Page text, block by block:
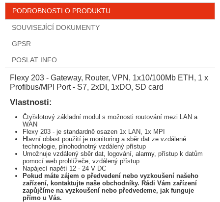
PODROBNOSTI O PRODUKTU
SOUVISEJÍCÍ DOKUMENTY
GPSR
POSLAT INFO
Flexy 203 - Gateway, Router, VPN, 1x10/100Mb ETH, 1 x
Profibus/MPI Port - S7, 2xDI, 1xDO, SD card
Vlastnosti:
Čtyřslotový základní modul s možnosti routování mezi LAN a
WAN
Flexy 203 - je standardně osazen 1x LAN, 1x MPI
Hlavní oblast použití je monitoring a sběr dat ze vzdálené
technologie, plnohodnotný vzdálený přístup
Umožnuje vzdálený sběr dat, logování, alarmy, přístup k datům
pomocí web prohlížeče, vzdálený přístup
Napájecí napětí 12 - 24 V DC
Pokud máte zájem o předvedení nebo vyzkoušení našeho
zařízení, kontaktujte naše obchodníky. Rádi Vám zařízení
zapůjčíme na vyzkoušení nebo předvedeme, jak funguje
přímo u Vás.